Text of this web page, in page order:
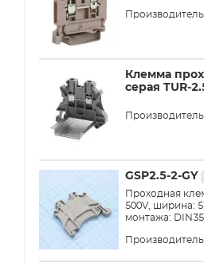
Клемма
серая TUR-
GSP2.5-2-GY
Проходная
500V, ширина:
монтажа: DIN35